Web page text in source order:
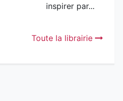
inspirer par...
Toute la librairie